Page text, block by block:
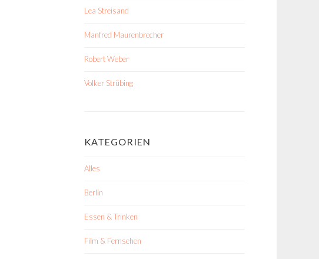
Lea Streisand
Manfred Maurenbrecher
Robert Weber
Volker Strübing
KATEGORIEN
Alles
Berlin
Essen & Trinken
Film & Fernsehen